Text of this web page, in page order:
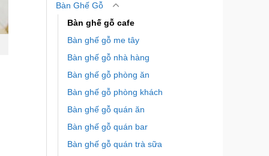
Bàn Ghế Gỗ
Bàn ghế gỗ cafe
Bàn ghế gỗ me tây
Bàn ghế gỗ nhà hàng
Bàn ghế gỗ phòng ăn
Bàn ghế gỗ phòng khách
Bàn ghế gỗ quán ăn
Bàn ghế gỗ quán bar
Bàn ghế gỗ quán trà sữa